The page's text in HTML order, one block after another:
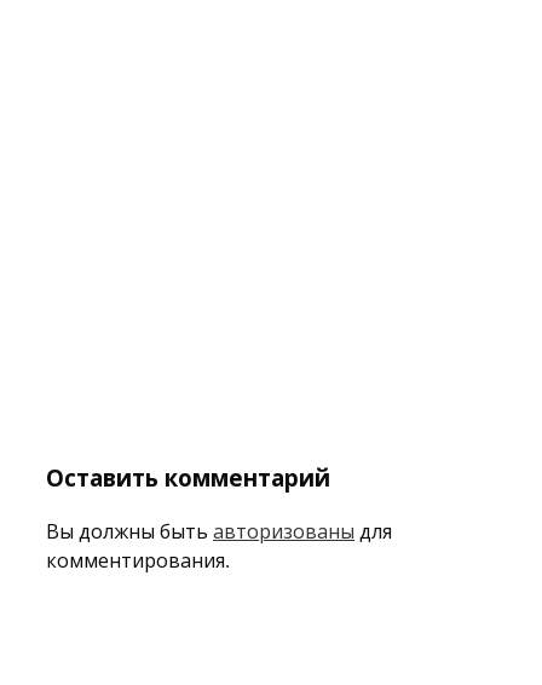
Оставить комментарий
Вы должны быть авторизованы для
комментирования.